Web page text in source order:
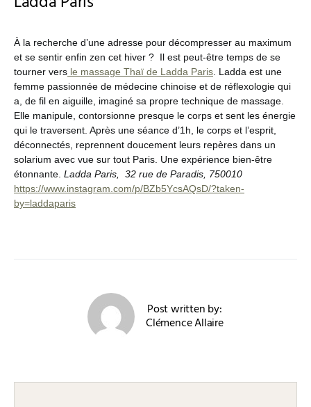
À la recherche d’une adresse pour décompresser au maximum
et se sentir enfin zen cet hiver ? Il est peut-être temps de se
tourner vers le massage Thaï de Ladda Paris. Ladda est une
femme passionnée de médecine chinoise et de réflexologie qui
a, de fil en aiguille, imaginé sa propre technique de massage.
Elle manipule, contorsionne presque le corps et sent les énergie
qui le traversent. Après une séance d’1h, le corps et l’esprit,
déconnectés, reprennent doucement leurs repères dans un
solarium avec vue sur tout Paris. Une expérience bien-être
étonnante. Ladda Paris, 32 rue de Paradis, 750010
https://www.instagram.com/p/BZb5YcsAQsD/?taken-
by=laddaparis
Post written by:
Clémence Allaire